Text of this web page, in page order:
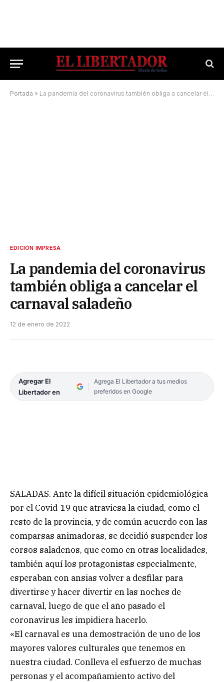
Portada » La pandemia del coronavirus también obliga a cancelar el carnaval saladeño
EDICIÓN IMPRESA
La pandemia del coronavirus
también obliga a cancelar el
carnaval saladeño
12 de enero de 2022
Agregar El
Libertador en
Agrega El Libertador a tus medios
preferidos en Google
SALADAS. Ante la difícil situación epidemiológica
por el Covid-19 que atraviesa la ciudad, como el
resto de la provincia, y de común acuerdo con las
comparsas animadoras, se decidió suspender los
corsos saladeños, que como en otras localidades,
también aquí los protagonistas especialmente,
esperaban con ansias volver a desfilar para
divertirse y hacer divertir en las noches de
carnaval, luego de que el año pasado el
coronavirus les impidiera hacerlo.
«El carnaval es una demostración de uno de los
mayores valores culturales que tenemos en
nuestra ciudad. Conlleva el esfuerzo de muchas
personas y el acompañamiento activo del